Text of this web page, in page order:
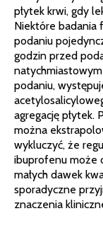
płytek krwi, gdy
Niektóre badania
podaniu
godzin przed
podaniu,
agregację płytek.
można
wykluczyć, że
ibuprofenu może
małych dawek
sporadyczne
znaczenia